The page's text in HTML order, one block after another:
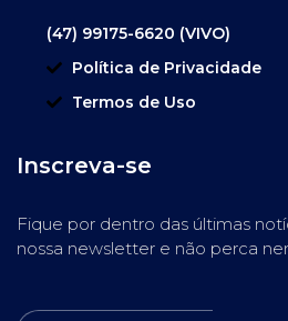
(47) 99175-6620 (VIVO)
Política de Privacidade
Termos de Uso
Inscreva-se
Fique por dentro das últimas
nossa newsletter e não perca